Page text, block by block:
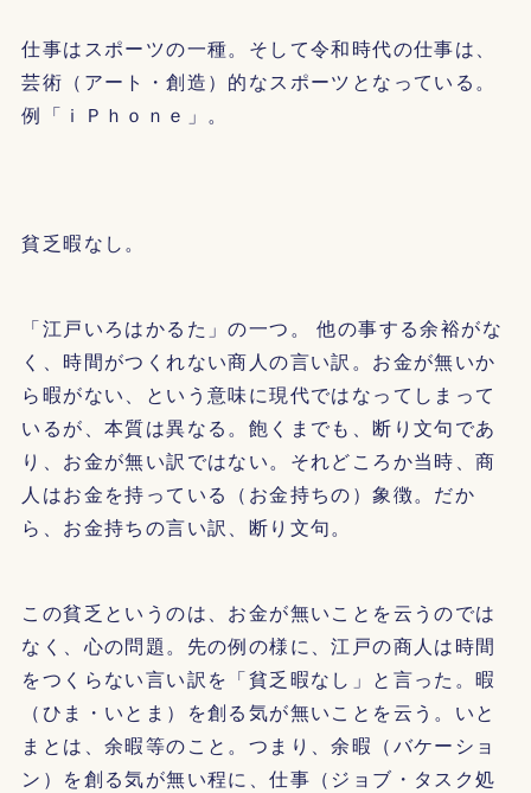
仕事はスポーツの一種。そして令和時代の仕事は、
芸術（アート・創造）的なスポーツとなっている。
例「ｉＰｈｏｎｅ」。
貧乏暇なし。
「江戸いろはかるた」の一つ。 他の事する余裕がな
く、時間がつくれない商人の言い訳。お金が無いか
ら暇がない、という意味に現代ではなってしまって
いるが、本質は異なる。飽くまでも、断り文句であ
り、お金が無い訳ではない。それどころか当時、商
人はお金を持っている（お金持ちの）象徴。だか
ら、お金持ちの言い訳、断り文句。
この貧乏というのは、お金が無いことを云うのでは
なく、心の問題。先の例の様に、江戸の商人は時間
をつくらない言い訳を「貧乏暇なし」と言った。暇
（ひま・いとま）を創る気が無いことを云う。いと
まとは、余暇等のこと。つまり、余暇（バケーショ
ン）を創る気が無い程に、仕事（ジョブ・タスク処